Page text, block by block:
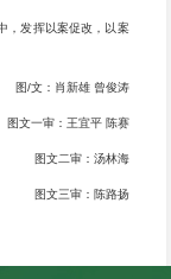
，发挥以案促改，以案
图/文：肖新雄 曾俊涛
图文一审：王宜平 陈赛
图文二审：汤林海
图文三审：陈路扬